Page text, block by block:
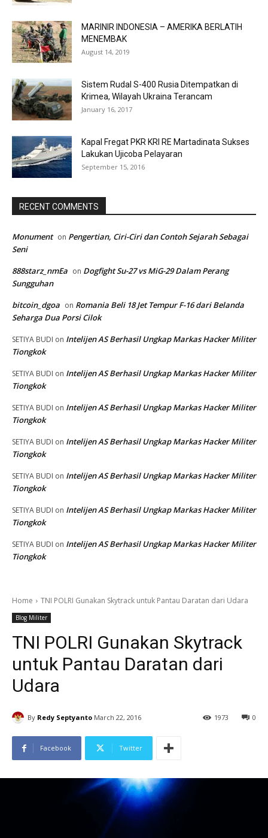
MARINIR INDONESIA – AMERIKA BERLATIH
MENEMBAK
August 14, 2019
Sistem Rudal S-400 Rusia Ditempatkan di
Krimea, Wilayah Ukraina Terancam
January 16, 2017
Kapal Fregat PKR KRI RE Martadinata Sukses
Lakukan Ujicoba Pelayaran
September 15, 2016
RECENT COMMENTS
Monument on Pengertian, Ciri-Ciri dan Contoh Sejarah Sebagai
Seni
888starz_nmEa on Dogfight Su-27 vs MiG-29 Dalam Perang
Sungguhan
bitcoin_dgoa on Romania Beli 18 Jet Tempur F-16 dari Belanda
Seharga Dua Porsi Cilok
SETIYA BUDI on Intelijen AS Berhasil Ungkap Markas Hacker Militer
Tiongkok
SETIYA BUDI on Intelijen AS Berhasil Ungkap Markas Hacker Militer
Tiongkok
SETIYA BUDI on Intelijen AS Berhasil Ungkap Markas Hacker Militer
Tiongkok
SETIYA BUDI on Intelijen AS Berhasil Ungkap Markas Hacker Militer
Tiongkok
SETIYA BUDI on Intelijen AS Berhasil Ungkap Markas Hacker Militer
Tiongkok
SETIYA BUDI on Intelijen AS Berhasil Ungkap Markas Hacker Militer
Tiongkok
SETIYA BUDI on Intelijen AS Berhasil Ungkap Markas Hacker Militer
Tiongkok